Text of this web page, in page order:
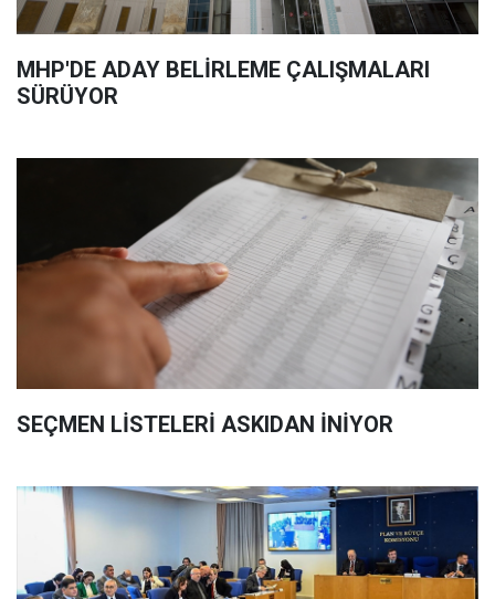
MHP'DE ADAY BELİRLEME ÇALIŞMALARI
SÜRÜYOR
SEÇMEN LİSTELERİ ASKIDAN İNİYOR